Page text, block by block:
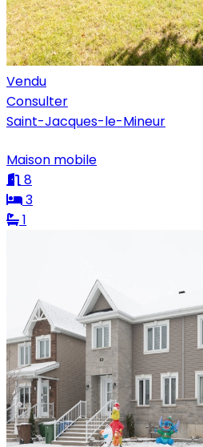
Vendu
Consulter
Saint-Jacques-le-Mineur
Maison mobile
8
3
1